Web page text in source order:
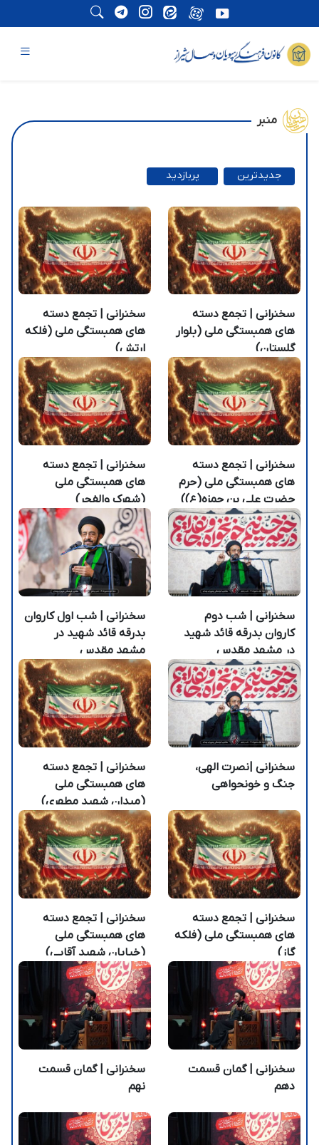
منبر
پربازدید
جدیدترین
سخنرانی | تجمع دسته
های همبستگی ملی (بلوار
گلستان)
سخنرانی | تجمع دسته
های همبستگی ملی (فلکه
ارتش)
سخنرانی | تجمع دسته
های همبستگی ملی (حرم
حضرت علی بن حمزه(ع))
سخنرانی | تجمع دسته
های همبستگی ملی
(شهرک والفجر)
سخنرانی | شب دوم
کاروان بدرقه قائد شهید
در مشهد مقدس
سخنرانی | شب اول کاروان
بدرقه قائد شهید در
مشهد مقدس
سخنرانی |نصرت الهی،
جنگ و خونحواهی
سخنرانی | تجمع دسته
های همبستگی ملی
(میدان شهید مطهری)
سخنرانی | تجمع دسته
های همبستگی ملی (فلکه
گاز)
سخنرانی | تجمع دسته
های همبستگی ملی
(خیابان شهید آقایی)
سخنرانی | گمان قسمت
دهم
سخنرانی | گمان قسمت
نهم